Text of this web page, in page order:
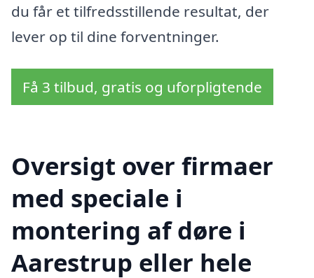
du får et tilfredsstillende resultat, der
lever op til dine forventninger.
Få 3 tilbud, gratis og uforpligtende
Oversigt over firmaer
med speciale i
montering af døre i
Aarestrup eller hele